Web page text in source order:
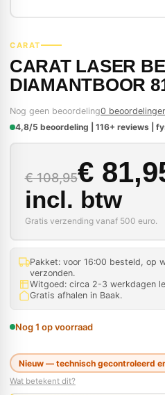
CARAT
CARAT LASER
DIAMANTBOOR
Nog geen beoordeling0
4,8/5 beoordeling | 116+ reviews |
€108,95€
Huidige
incl. btw
Gratis verzending vanaf 500 euro.
Pakket: voor 16:00 besteld, op
verzonden.
Witgoed: circa 2-3 werkdagen
Gratis afhalen in Baak.
Nog 1 op voorraad
Nieuw — technisch gecontroleerd
Wat betekent dit?